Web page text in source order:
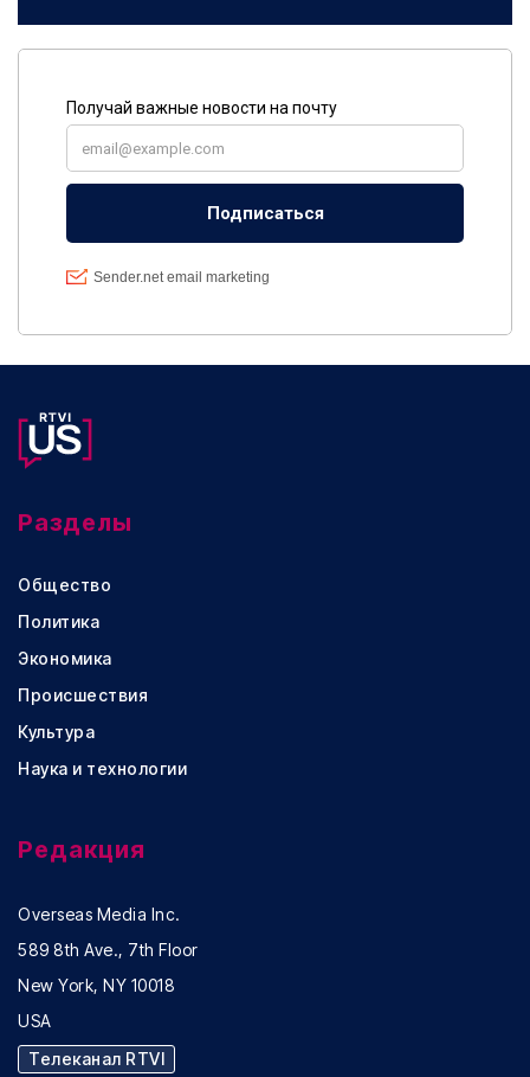
Разделы
Общество
Политика
Экономика
Происшествия
Культура
Наука и технологии
Редакция
Overseas Media Inc.
589 8th Ave., 7th Floor
New York, NY 10018
USA
Телеканал RTVI